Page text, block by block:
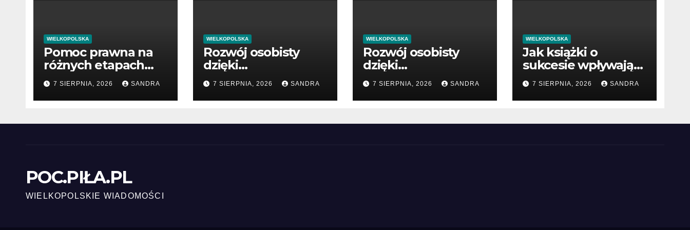
WIELKOPOLSKA
Pomoc prawna na
różnych etapach
postępowania
7 SIERPNIA, 2026 SANDRA
WIELKOPOLSKA
Rozwój osobisty
dzięki
wartościowym
publikacjom
7 SIERPNIA, 2026 SANDRA
WIELKOPOLSKA
Rozwój osobisty
dzięki
wartościowym
publikacjom
7 SIERPNIA, 2026 SANDRA
WIELKOPOLSKA
Jak książki o
sukcesie wpływają
na rozwój wiedzy
7 SIERPNIA, 2026 SANDRA
POC.PIŁA.PL
WIELKOPOLSKIE WIADOMOŚCI